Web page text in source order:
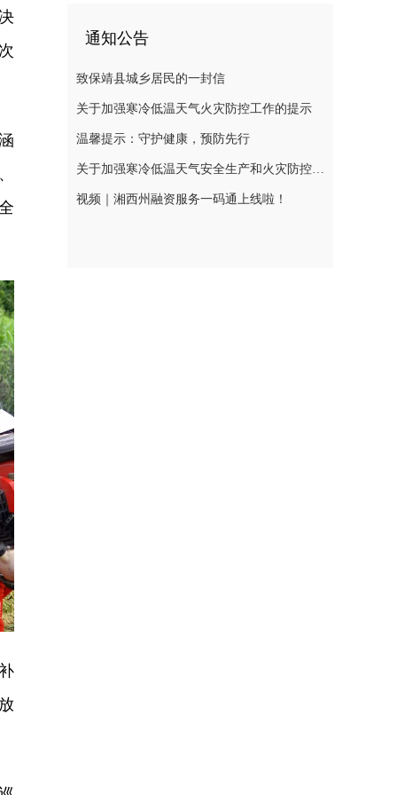
通知公告
致保靖县城乡居民的一封信
关于加强寒冷低温天气火灾防控工作的提示
温馨提示：守护健康，预防先行
关于加强寒冷低温天气安全生产和火灾防控工作的提示
视频｜湘西州融资服务一码通上线啦！